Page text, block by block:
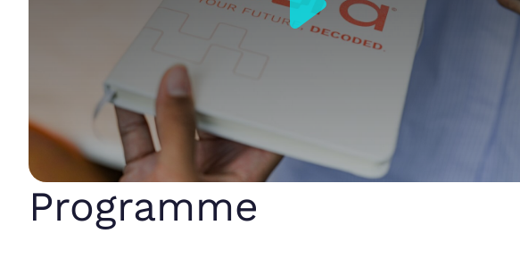
Programme